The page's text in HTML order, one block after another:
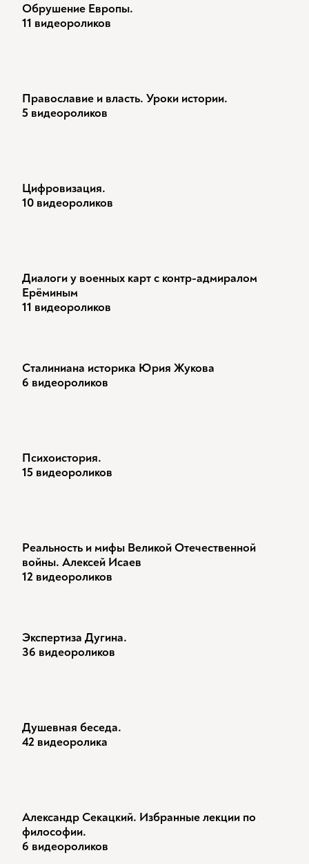
Обрушение Европы.
11 видеороликов
Православие и власть. Уроки истории.
5 видеороликов
Цифровизация.
10 видеороликов
Диалоги у военных карт с контр-адмиралом
Ерёминым
11 видеороликов
Сталиниана историка Юрия Жукова
6 видеороликов
Психоистория.
15 видеороликов
Реальность и мифы Великой Отечественной
войны. Алексей Исаев
12 видеороликов
Экспертиза Дугина.
36 видеороликов
Душевная беседа.
42 видеоролика
Александр Секацкий. Избранные лекции по
философии.
6 видеороликов